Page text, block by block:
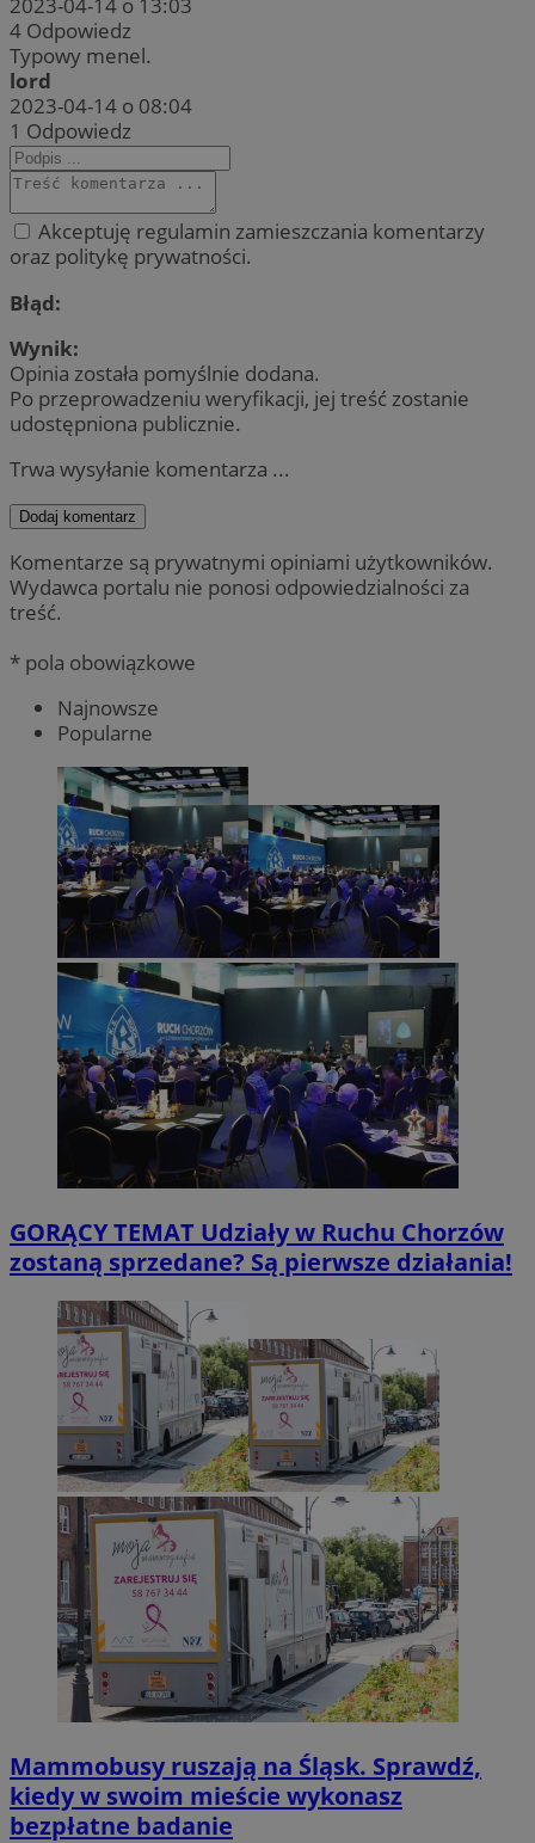
2023-04-14 o 13:03
4 Odpowiedz
Typowy menel.
lord
2023-04-14 o 08:04
1 Odpowiedz
Akceptuję regulamin zamieszczania komentarzy
oraz politykę prywatności.
Błąd:
Wynik:
Opinia została pomyślnie dodana.
Po przeprowadzeniu weryfikacji, jej treść zostanie
udostępniona publicznie.
Trwa wysyłanie komentarza ...
Dodaj komentarz
Komentarze są prywatnymi opiniami użytkowników.
Wydawca portalu nie ponosi odpowiedzialności za
treść.
* pola obowiązkowe
Najnowsze
Popularne
GORĄCY TEMAT Udziały w Ruchu Chorzów
zostaną sprzedane? Są pierwsze działania!
Mammobusy ruszają na Śląsk. Sprawdź,
kiedy w swoim mieście wykonasz
bezpłatne badanie